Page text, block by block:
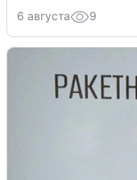
6 августа 9